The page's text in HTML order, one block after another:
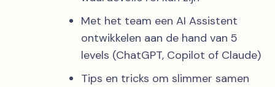
Met het team een AI Assistent
ontwikkelen aan de hand van 5
levels (ChatGPT, Copilot of Claude)
Tips en tricks om slimmer samen